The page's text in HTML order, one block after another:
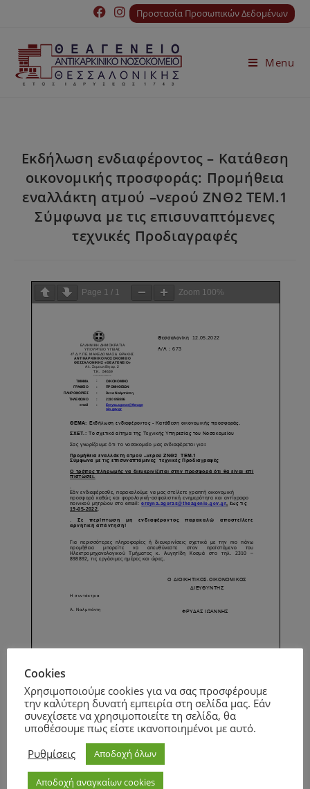
Προστασία Προσωπικών Δεδομένων
Menu
Εκδήλωση ενδιαφέροντος – Κατάθεση
οικονομικής προσφοράς: Προμήθεια
εναλλάκτη ατμού –νερού ΖΝΘ2 ΤΕΜ.1
Σύμφωνα με τις επισυναπτόμενες
τεχνικές Προδιαγραφές
Page 1 / 1 Zoom 100%
Page1 /1 Zoom100%
Cookies
Χρησιμοποιούμε cookies για να σας προσφέρουμε
την καλύτερη δυνατή εμπειρία στη σελίδα μας. Εάν
συνεχίσετε να χρησιμοποιείτε τη σελίδα, θα
υποθέσουμε πως είστε ικανοποιημένοι με αυτό.
Ρυθμίσεις
Αποδοχή όλων
Αποδοχή αναγκαίων cookies